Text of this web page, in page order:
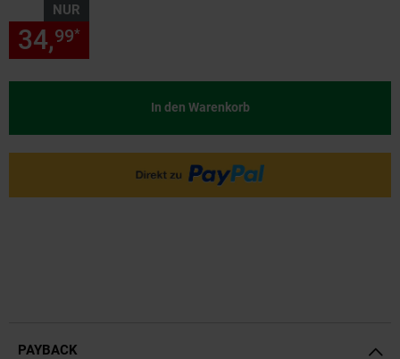
NUR
34,99*
In den Warenkorb
PAYBACK